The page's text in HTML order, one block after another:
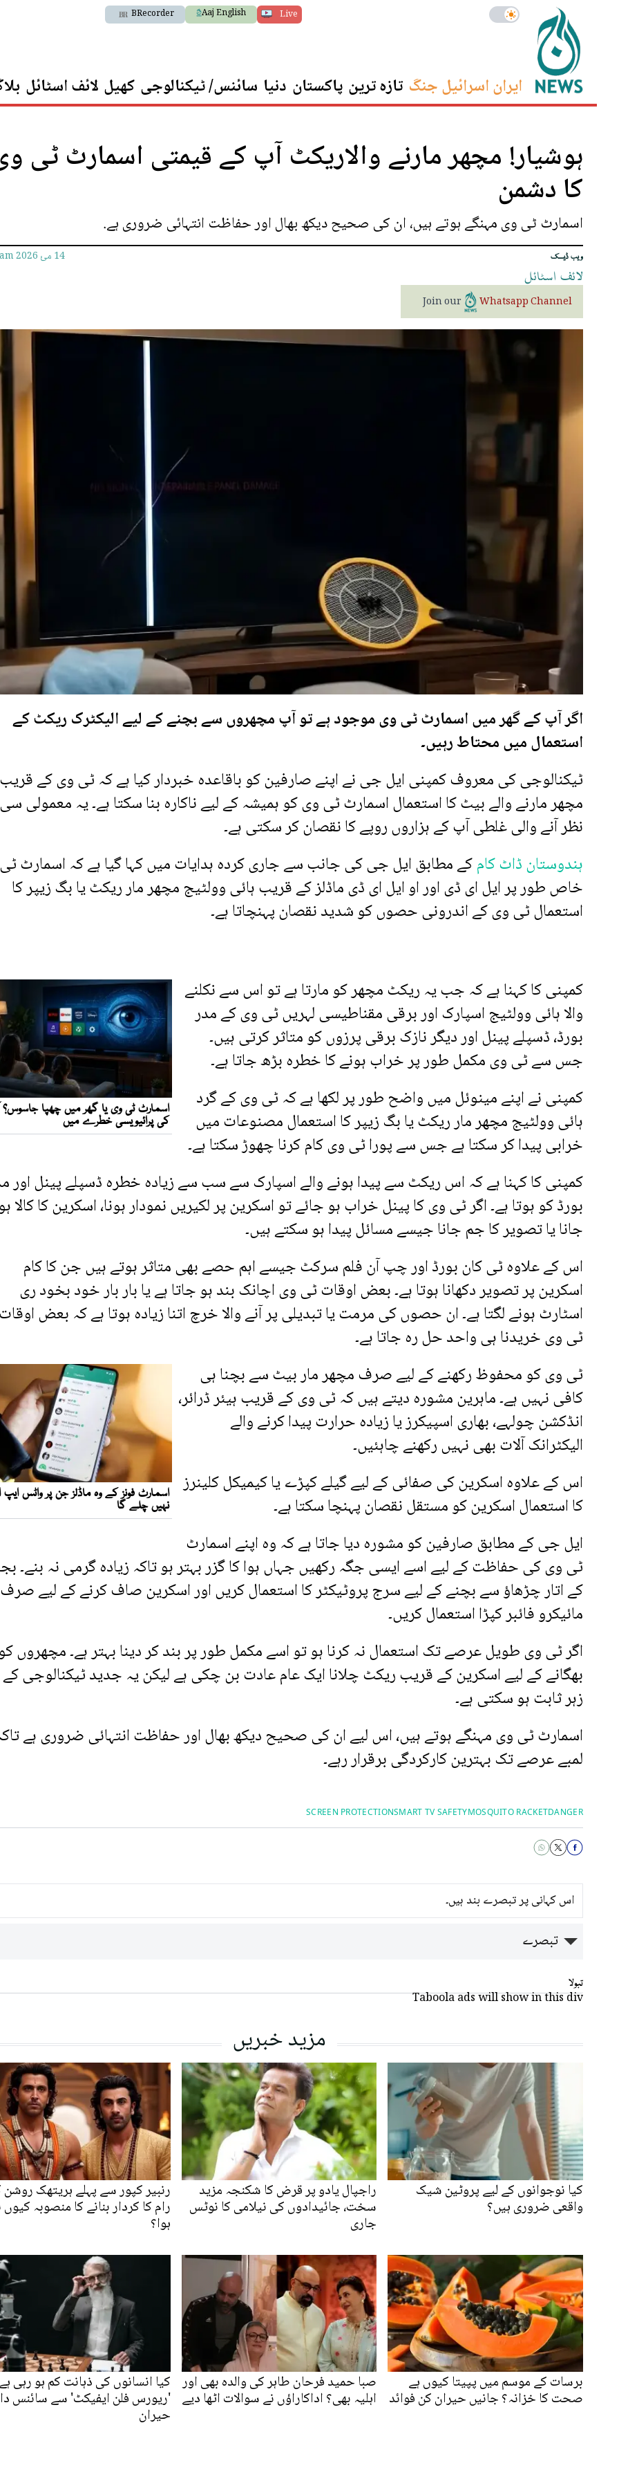
Live
Aaj English
BRecorder
ایران اسرائیل جنگ تازہ ترین پاکستان دنیا سائنس/ ٹیکنالوجی کھیل لائف اسٹائل
ہوشیار! مچھر مارنے والاریکٹ آپ کے قیمتی اسمارٹ ٹی
کا دشمن
اسمارٹ ٹی وی مہنگے ہوتے ہیں، ان کی صحیح دیکھ بھال اور حفاظت انتہائی ضروری ہے.
ویب ڈیسک 14 مئ 2026
لائف اسٹائل
Join our Whatsapp Channel
اگر آپ کے گھر میں اسمارٹ ٹی وی موجود ہے تو آپ مچھروں سے بچنے کے لیے الیکٹرک ریکٹ کے
استعمال میں محتاط رہیں۔
ٹیکنالوجی کی معروف کمپنی ایل جی نے اپنے صارفین کو باقاعدہ خبردار کیا ہے کہ ٹی وی کے قریب
مچھر مارنے والے بیٹ کا استعمال اسمارٹ ٹی وی کو ہمیشہ کے لیے ناکارہ بنا سکتا ہے۔ یہ معمولی سی
نظر آنے والی غلطی آپ کے ہزاروں روپے کا نقصان کر سکتی ہے۔
ہندوستان ڈاٹ کامکے مطابق ایل جی کی جانب سے جاری کردہ ہدایات میں کہا گیا ہے کہ اسمارٹ
خاص طور پر ایل ای ڈی اور او ایل ای ڈی ماڈلز کے قریب ہائی وولٹیج مچھر مار ریکٹ یا بگ زیپر کا
استعمال ٹی وی کے اندرونی حصوں کو شدید نقصان پہنچاتا ہے۔
کمپنی کا کہنا ہے کہ جب یہ ریکٹ مچھر کو مارتا ہے تو اس سے نکلنے
والا ہائی وولٹیج اسپارک اور برقی مقناطیسی لہریں ٹی وی کے مدر
بورڈ، ڈسپلے پینل اور دیگر نازک برقی پرزوں کو متاثر کرتی ہیں۔
جس سے ٹی وی مکمل طور پر خراب ہونے کا خطرہ بڑھ جاتا ہے۔
کمپنی نے اپنے مینوئل میں واضح طور پر لکھا ہے کہ ٹی وی کے گرد
ہائی وولٹیج مچھر مار ریکٹ یا بگ زیپر کا استعمال مصنوعات میں
خرابی پیدا کر سکتا ہے جس سے پورا ٹی وی کام کرنا چھوڑ سکتا ہے۔
کمپنی کا کہنا ہے کہ اس ریکٹ سے پیدا ہونے والے اسپارک سے سب سے زیادہ خطرہ ڈسپلے پینل اور
بورڈ کو ہوتا ہے۔ اگر ٹی وی کا پینل خراب ہو جائے تو اسکرین پر لکیریں نمودار ہونا، اسکرین کا کالا
جانا یا تصویر کا جم جانا جیسے مسائل پیدا ہو سکتے ہیں۔
اس کے علاوہ ٹی کان بورڈ اور چپ آن فلم سرکٹ جیسے اہم حصے بھی متاثر ہوتے ہیں جن کا کام
اسکرین پر تصویر دکھانا ہوتا ہے۔ بعض اوقات ٹی وی اچانک بند ہو جاتا ہے یا بار بار خود بخود ری
اسٹارٹ ہونے لگتا ہے۔ ان حصوں کی مرمت یا تبدیلی پر آنے والا خرچ اتنا زیادہ ہوتا ہے کہ بعض
ٹی وی خریدنا ہی واحد حل رہ جاتا ہے۔
ٹی وی کو محفوظ رکھنے کے لیے صرف مچھر مار بیٹ سے بچنا ہی
کافی نہیں ہے۔ ماہرین مشورہ دیتے ہیں کہ ٹی وی کے قریب ہیئر ڈرائر،
انڈکشن چولہے، بھاری اسپیکرز یا زیادہ حرارت پیدا کرنے والے
الیکٹرانک آلات بھی نہیں رکھنے چاہئیں۔
اس کے علاوہ اسکرین کی صفائی کے لیے گیلے کپڑے یا کیمیکل کلینرز
کا استعمال اسکرین کو مستقل نقصان پہنچا سکتا ہے۔
ایل جی کے مطابق صارفین کو مشورہ دیا جاتا ہے کہ وہ اپنے اسمارٹ
ٹی وی کی حفاظت کے لیے اسے ایسی جگہ رکھیں جہاں ہوا کا گزر بہتر ہو تاکہ زیادہ گرمی نہ بنے۔
کے اتار چڑھاؤ سے بچنے کے لیے سرج پروٹیکٹر کا استعمال کریں اور اسکرین صاف کرنے کے لیے صرف
مائیکرو فائبر کپڑا استعمال کریں۔
اگر ٹی وی طویل عرصے تک استعمال نہ کرنا ہو تو اسے مکمل طور پر بند کر دینا بہتر ہے۔ مچھروں
بھگانے کے لیے اسکرین کے قریب ریکٹ چلانا ایک عام عادت بن چکی ہے لیکن یہ جدید ٹیکنالوجی کے
زہر ثابت ہو سکتی ہے۔
اسمارٹ ٹی وی مہنگے ہوتے ہیں، اس لیے ان کی صحیح دیکھ بھال اور حفاظت انتہائی ضروری ہے
لمبے عرصے تک بہترین کارکردگی برقرار رہے۔
DANGER
MOSQUITO RACKET
SMART TV SAFETY
SCREEN PROTECTION
اس کہانی پر تبصرے بند ہیں۔
تبصرے
تبولا
Taboola ads will show in this div
مزید خبریں
کیا نوجوانوں کے لیے پروٹین شیک
واقعی ضروری ہیں؟
راجپال یادو پر قرض کا شکنجہ مزید
سخت، جائیدادوں کی نیلامی کا نوٹس
جاری
رنبیر کپور سے پہلے ہریتھک
رام کا کردار بنانے کا منصوبہ کیوں
ہوا؟
برسات کے موسم میں پپیتا کیوں ہے
صحت کا خزانہ؟ جانیں حیران کن فوائد
صبا حمید فرحان طاہر کی والدہ بھی اور
اہلیہ بھی؟ اداکاراؤں نے سوالات اٹھا دیے
کیا انسانوں کی ذہانت کم ہو رہی
'ریورس فلن ایفیکٹ' سے سائنس
حیران